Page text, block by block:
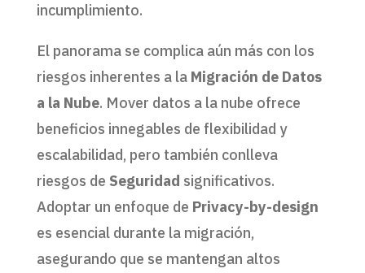
incumplimiento.
El panorama se complica aún más con los
riesgos inherentes a la Migración de Datos
a la Nube. Mover datos a la nube ofrece
beneficios innegables de flexibilidad y
escalabilidad, pero también conlleva
riesgos de Seguridad significativos.
Adoptar un enfoque de Privacy-by-design
es esencial durante la migración,
asegurando que se mantengan altos